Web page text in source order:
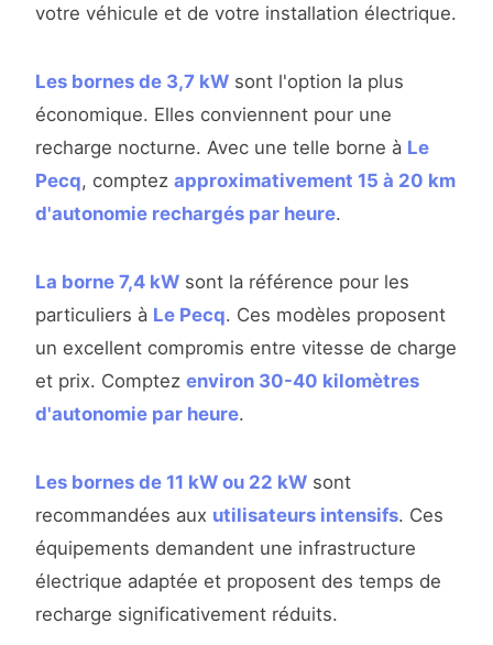
votre véhicule et de votre installation électrique.
Les bornes de 3,7 kW sont l'option la plus
économique. Elles conviennent pour une
recharge nocturne. Avec une telle borne à Le
Pecq, comptez approximativement 15 à 20 km
d'autonomie rechargés par heure.
La borne 7,4 kW sont la référence pour les
particuliers à Le Pecq. Ces modèles proposent
un excellent compromis entre vitesse de charge
et prix. Comptez environ 30-40 kilomètres
d'autonomie par heure.
Les bornes de 11 kW ou 22 kW sont
recommandées aux utilisateurs intensifs. Ces
équipements demandent une infrastructure
électrique adaptée et proposent des temps de
recharge significativement réduits.